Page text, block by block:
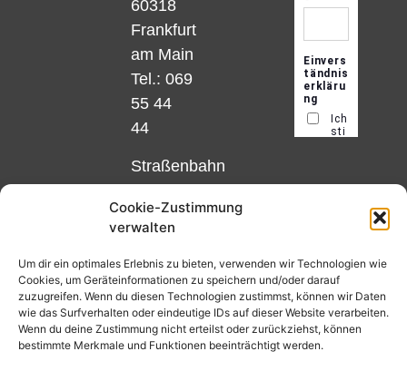
Cookie-Zustimmung
verwalten
Um dir ein optimales Erlebnis zu bieten, verwenden wir Technologien wie
Cookies, um Geräteinformationen zu speichern und/oder darauf
zuzugreifen. Wenn du diesen Technologien zustimmst, können wir Daten
wie das Surfverhalten oder eindeutige IDs auf dieser Website verarbeiten.
Wenn du deine Zustimmung nicht erteilst oder zurückziehst, können
bestimmte Merkmale und Funktionen beeinträchtigt werden.
60318
Frankfurt
am Main
Tel.: 069
55 44
44
Straßenbahn
Linie 18
und 12,
Haltestelle
Matthias-
Beltz-
Platz
oder